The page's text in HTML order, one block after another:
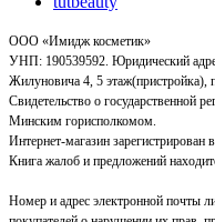
ООО «Имидж косметик»
УНП: 190539592. Юридический
Жилуновича 4, 5 этаж(пристройка),
Свидетельство о государственной
Минским горисполкомом.
Интернет-магазин
Книга жалоб и предложений
Номер и адрес электронной почты